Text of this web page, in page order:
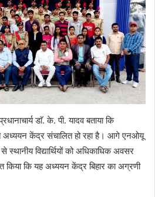
डाॅ. के. पी. यादव बताया कि
अध्ययन केंद्र संचालित हो रहा है। आगे एनओयू
विद्यार्थियों को अधिकाधिक अवसर
किया कि यह अध्ययन केंद्र बिहार का अग्रणी